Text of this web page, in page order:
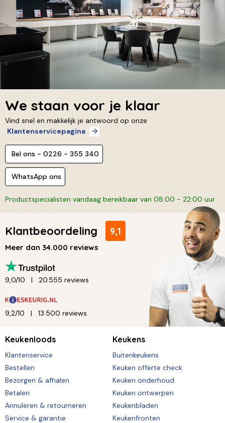
We staan voor je klaar
Vind snel en makkelijk je antwoord op onze
Klantenservicepagina
Bel ons - 0226 - 355 340
WhatsApp ons
Productspecialisten vandaag bereikbaar van 08:00 - 22:00 uur
Klantbeoordeling 9,1
Meer dan 34.000 reviews
9,0/10 20.555 reviews
9,2/10 13.500 reviews
Keukenloods
Klantenservice
Bestellen
Bezorgen & afhalen
Betalen
Annuleren & retourneren
Service & garantie
Keukens
Buitenkeukens
Keuken offerte check
Keuken onderhoud
Keuken ontwerpen
Keukenbladen
Keukenfronten